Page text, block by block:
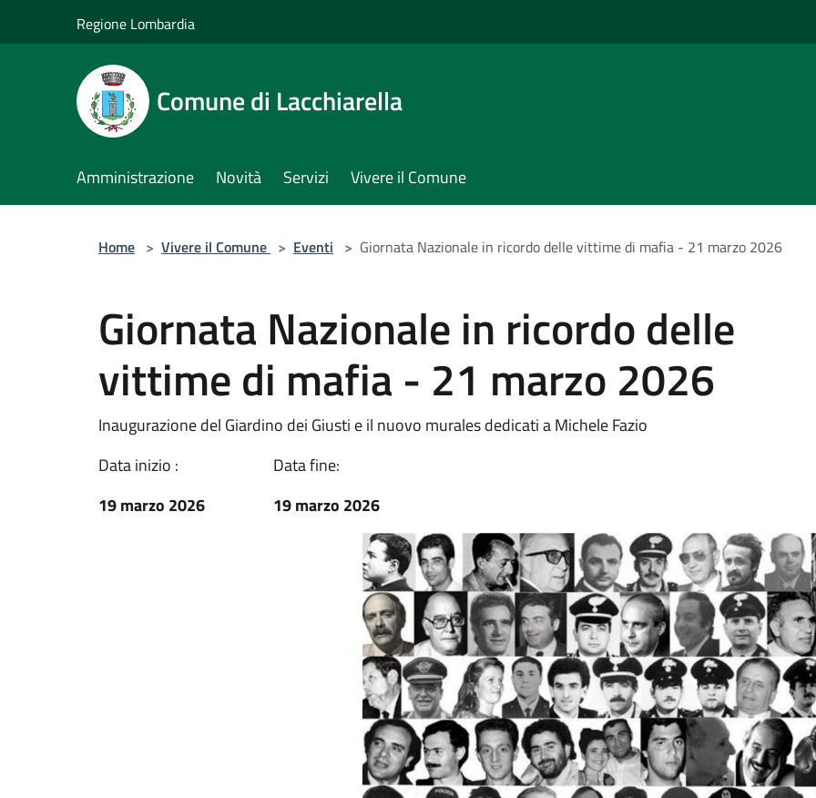
Regione Lombardia
Comune di Lacchiarella
Amministrazione Novità Servizi Vivere il Comune
Home > Vivere il Comune > Eventi > Giornata Nazionale in ricordo delle vittime di mafia - 21 marzo 2026
Giornata Nazionale in ricordo delle
vittime di mafia - 21 marzo 2026
Inaugurazione del Giardino dei Giusti e il nuovo murales dedicati a Michele Fazio
Data inizio :
19 marzo 2026
Data fine:
19 marzo 2026